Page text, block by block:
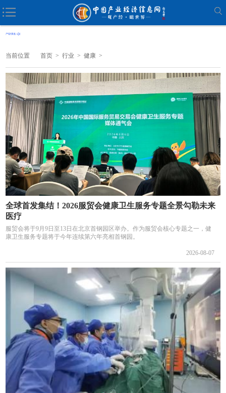
当前位置 首页 > 行业 > 健康 >
全球首发集结！2026服贸会健康卫生服务专题全景勾勒未来
医疗
服贸会将于9月9日至13日在北京首钢园区举办。作为服贸会核心专题之一，健
康卫生服务专题将于今年连续第六年亮相首钢园。
2026-08-07